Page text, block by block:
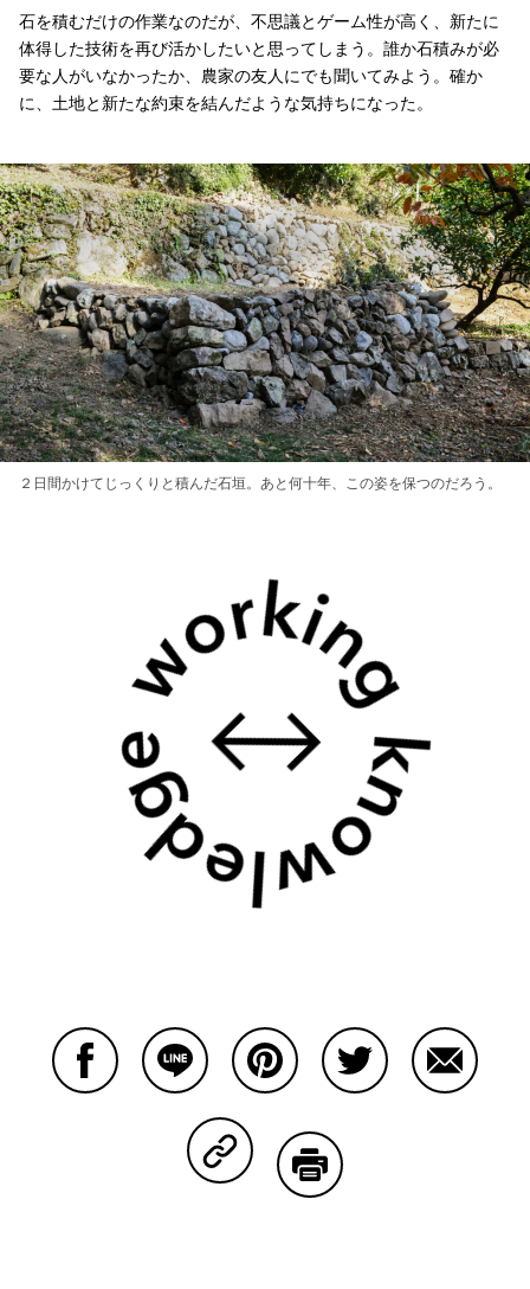
石を積むだけの作業なのだが、不思議とゲーム性が高く、新たに
体得した技術を再び活かしたいと思ってしまう。誰か石積みが必
要な人がいなかったか、農家の友人にでも聞いてみよう。確か
に、土地と新たな約束を結んだような気持ちになった。
２日間かけてじっくりと積んだ石垣。あと何十年、この姿を保つのだろう。
Copy Linkで共有する